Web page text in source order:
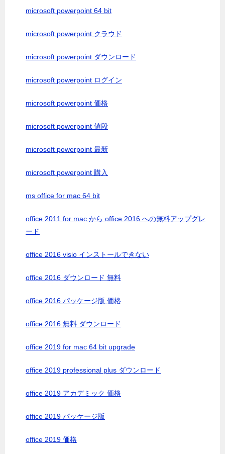
microsoft powerpoint 64 bit
microsoft powerpoint クラウド
microsoft powerpoint ダウンロード
microsoft powerpoint ログイン
microsoft powerpoint 価格
microsoft powerpoint 値段
microsoft powerpoint 最新
microsoft powerpoint 購入
ms office for mac 64 bit
office 2011 for mac から office 2016 への無料アップグレ
ード
office 2016 visio インストールできない
office 2016 ダウンロード 無料
office 2016 パッケージ版 価格
office 2016 無料 ダウンロード
office 2019 for mac 64 bit upgrade
office 2019 professional plus ダウンロード
office 2019 アカデミック 価格
office 2019 パッケージ版
office 2019 価格